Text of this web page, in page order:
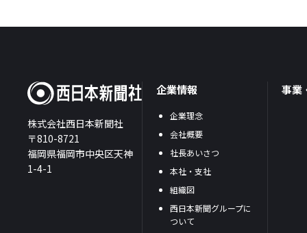
株式会社西日本新聞社
〒810-8721
福岡県福岡市中央区天神
1-4-1
企業情報
企業理念
会社概要
社長あいさつ
本社・支社
組織図
西日本新聞グループに
ついて
事業